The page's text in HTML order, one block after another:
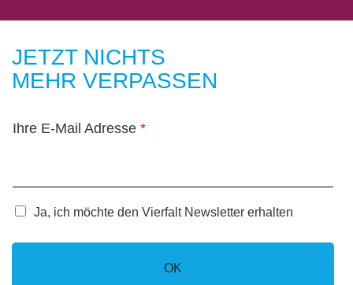
JETZT NICHTS
MEHR VERPASSEN
Ihre E-Mail Adresse *
C
e
Ja, ich möchte den Vierfalt Newsletter erhalten
OK